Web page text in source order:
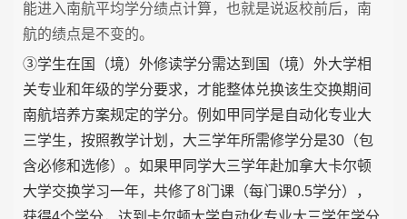
能进入南航平均学分绩点计算，也就是说返校前后，南
航的绩点是不变的。
③学生在国（境）外修读学分需达到国（境）外大学相
关专业和年级的学分要求，才能整体兑换该生交换期间
南航培养方案规定的学分。例如甲同学是自动化专业大
三学生，按照教学计划，大三学年所需修学分是30（包
含必修和选修）。如果甲同学大三学年赴加拿大卡尔顿
大学交换学习一年，共修了8门课（每门课0.5学分），